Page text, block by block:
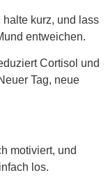
kurz, und lass
entweichen.
Cortisol und
Tag, neue
motiviert, und
los.